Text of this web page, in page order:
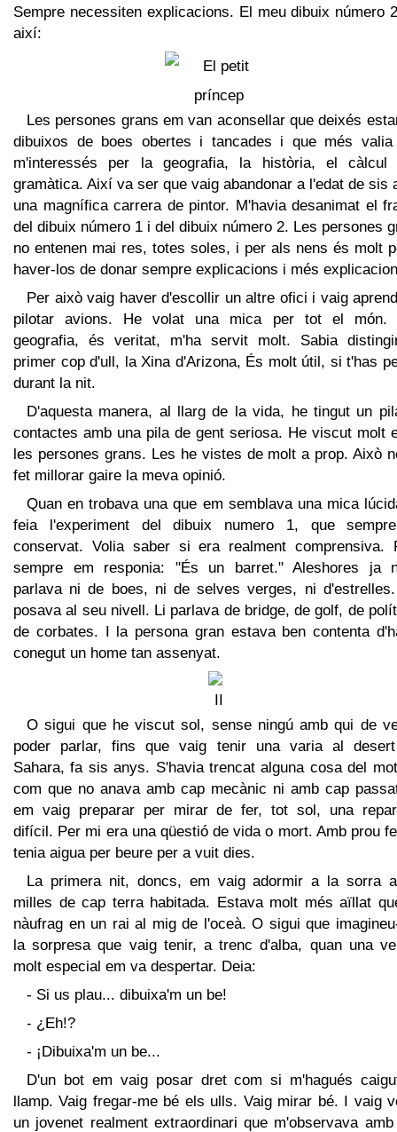
Sempre necessiten explicacions. El meu dibuix número
així:
Les persones grans em van aconsellar que deixés
dibuixos de boes obertes i tancades i que més valia
m'interessés per la geografia, la història, el
gramàtica. Així va ser que vaig abandonar a l'edat de sis
una magnífica carrera de pintor. M'havia desanimat el
del dibuix número 1 i del dibuix número 2. Les persones
no entenen mai res, totes soles, i per als nens és molt
haver-los de donar sempre explicacions i més
Per això vaig haver d'escollir un altre ofici i vaig
pilotar avions. He volat una mica per tot el
geografia, és veritat, m'ha servit molt. Sabia
primer cop d'ull, la Xina d'Arizona, És molt útil, si t'has
durant la nit.
D'aquesta manera, al llarg de la vida, he tingut un
contactes amb una pila de gent seriosa. He viscut molt
les persones grans. Les he vistes de molt a prop. Això
fet millorar gaire la meva opinió.
Quan en trobava una que em semblava una mica
feia l'experiment del dibuix numero 1, que
conservat. Volia saber si era realment comprensiva.
sempre em responia: "És un barret." Aleshores ja
parlava ni de boes, ni de selves verges, ni
posava al seu nivell. Li parlava de bridge, de golf, de
de corbates. I la persona gran estava ben contenta
conegut un home tan assenyat.
O sigui que he viscut sol, sense ningú amb qui de
poder parlar, fins que vaig tenir una varia al
Sahara, fa sis anys. S'havia trencat alguna cosa del
com que no anava amb cap mecànic ni amb cap
em vaig preparar per mirar de fer, tot sol, una
difícil. Per mi era una qüestió de vida o mort. Amb prou
tenia aigua per beure per a vuit dies.
La primera nit, doncs, em vaig adormir a la sorra
milles de cap terra habitada. Estava molt més aïllat
nàufrag en un rai al mig de l'oceà. O sigui que
la sorpresa que vaig tenir, a trenc d'alba, quan una
molt especial em va despertar. Deia:
- Si us plau... dibuixa'm un be!
- ¿Eh!?
- ¡Dibuixa'm un be...
D'un bot em vaig posar dret com si m'hagués
llamp. Vaig fregar-me bé els ulls. Vaig mirar bé. I vaig
un jovenet realment extraordinari que m'observava